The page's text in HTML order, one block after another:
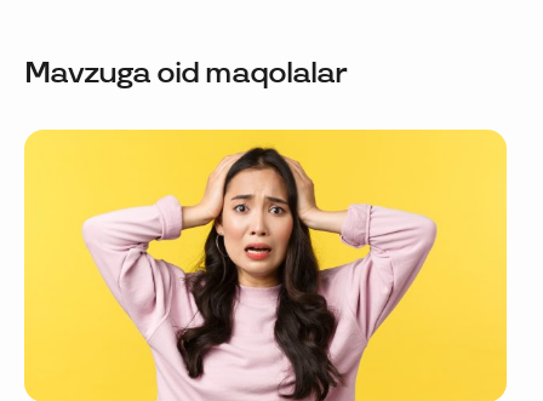
Mavzuga oid maqolalar